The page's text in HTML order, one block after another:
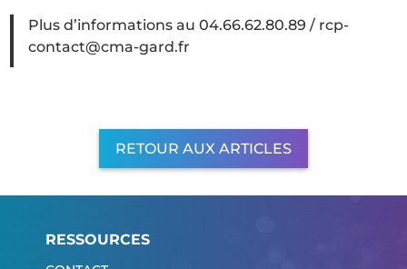
Plus d’informations au 04.66.62.80.89 / rcp-
contact@cma-gard.fr
RETOUR AUX ARTICLES
RESSOURCES